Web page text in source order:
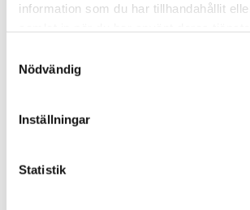
information som du har tillhandahållit
Nödvändig
Inställningar
Statistik